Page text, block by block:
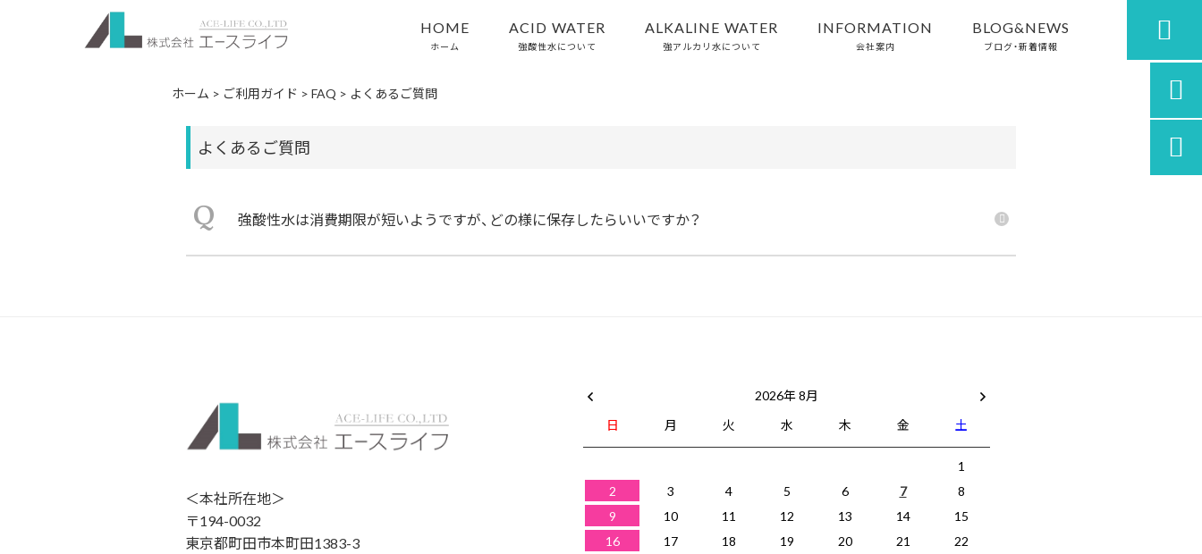
HOME
ホーム
ACID WATER
強酸性水について
ALKALINE WATER
強アルカリ水について
INFORMATION
会社案内
BLOG&NEWS
ブログ・新着情報

ホーム > ご利用ガイド > FAQ > よくあるご質問
よくあるご質問
Q 強酸性水は消費期限が短いようですが、どの様に保存したらいいですか？
＜本社所在地＞
〒194-0032
東京都町田市本町田1383-3
2026年 8月
日
月 火 水 木 金 土
1
2
3 4 5 6 7
8
9
10 11 12 13 14
15
16
17 18 19 20 21
22

